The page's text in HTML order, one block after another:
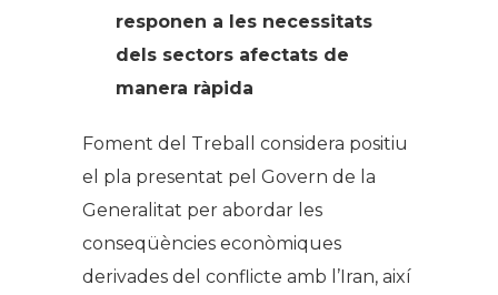
responen a les necessitats
dels sectors afectats de
manera ràpida
Foment del Treball considera positiu
el pla presentat pel Govern de la
Generalitat per abordar les
conseqüències econòmiques
derivades del conflicte amb l’Iran, així